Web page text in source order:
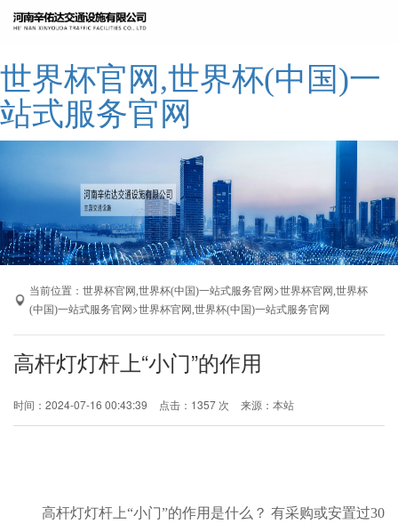
世界杯官网,世界杯(中国)一
站式服务官网
网站世界杯官网,世界杯(中国)一站式服
务官网
公司简介
世界杯官网,世界杯(中国)一站式服务官
产品展示
成功案例
厂区展示
当前位置： 世界杯官网,世界杯(中国)一站式服务官网 >世界杯官网,世界杯
(中国)一站式服务官网 >世界杯官网,世界杯(中国)一站式服务官网
高杆灯灯杆上“小门”的作用
时间：2024-07-16 00:43:39 点击：1357 次 来源：本站
高杆灯灯杆上“小门”的作用是什么？ 有采购或安置过30